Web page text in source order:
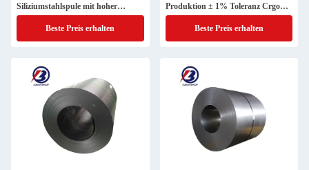
Siliziumstahlspule mit hoher
magnetischer Flussdichte
Beste Preis erhalten
Produktion ± 1% Toleranz Crgo
Siliziumstahlspule 30r120
Beste Preis erhalten